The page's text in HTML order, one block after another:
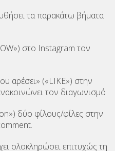
τα παρακάτω βήματα
στο Instagram τον
αρέσει» («LIKE») στην
τον διαγωνισμό
δύο φίλους/φίλες στην
ολοκληρώσει επιτυχώς τη